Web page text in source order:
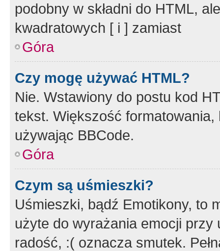
podobny w składni do HTML,
kwadratowych [ i ] zamiast
Góra
Czy mogę używać HTML?
Nie. Wstawiony do postu kod
tekst. Większość
używając BBCode.
Góra
Czym są uśmieszki?
Uśmieszki, bądź Emotikony, to
użyte do wyrażania emocji
radość, :( oznacza smutek.